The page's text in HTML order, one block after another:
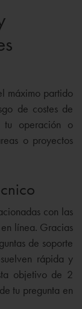
máximo partido
de costes de
tu operación o
o proyectos
con las
línea. Gracias
de soporte
rápida y
objetivo de 2
tu pregunta en